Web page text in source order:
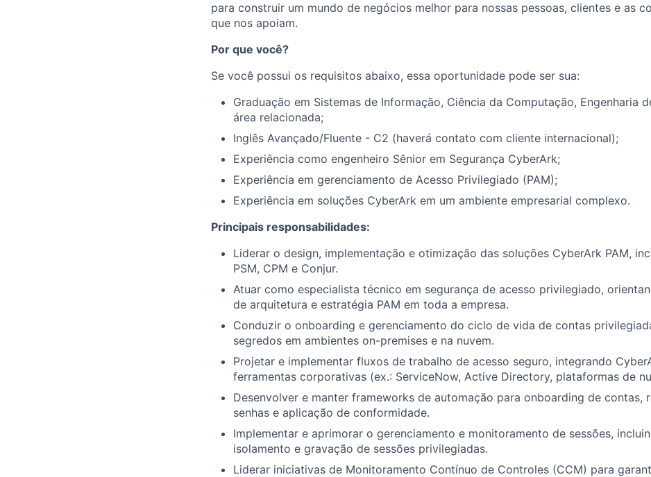
para construir um mundo de negócios melhor para nossas pessoas, clientes e as
que nos apoiam.
Por que você?
Se você possui os requisitos abaixo, essa oportunidade pode ser sua:
Graduação em Sistemas de Informação, Ciência da Computação, Engenharia
área relacionada;
Inglês Avançado/Fluente - C2 (haverá contato com cliente internacional);
Experiência como engenheiro Sênior em Segurança CyberArk;
Experiência em gerenciamento de Acesso Privilegiado (PAM);
Experiência em soluções CyberArk em um ambiente empresarial complexo.
Principais responsabilidades:
Liderar o design, implementação e otimização das soluções CyberArk PAM,
PSM, CPM e Conjur.
Atuar como especialista técnico em segurança de acesso privilegiado,
de arquitetura e estratégia PAM em toda a empresa.
Conduzir o onboarding e gerenciamento do ciclo de vida de contas
segredos em ambientes on-premises e na nuvem.
Projetar e implementar fluxos de trabalho de acesso seguro, integrando
ferramentas corporativas (ex.: ServiceNow, Active Directory, plataformas de
Desenvolver e manter frameworks de automação para onboarding de contas,
senhas e aplicação de conformidade.
Implementar e aprimorar o gerenciamento e monitoramento de sessões,
isolamento e gravação de sessões privilegiadas.
Liderar iniciativas de Monitoramento Contínuo de Controles (CCM) para